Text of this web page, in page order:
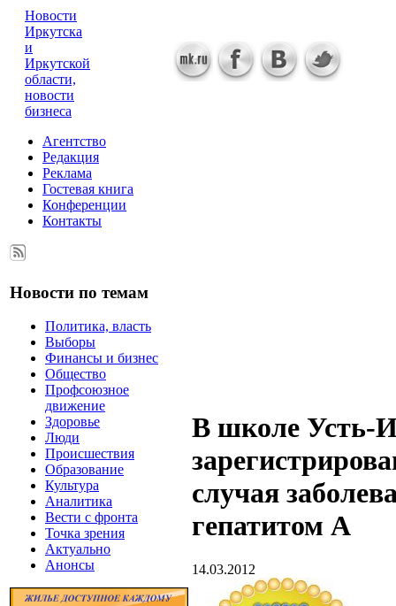
Новости
Иркутска
и
Иркутской
области,
новости
бизнеса
Агентство
Редакция
Реклама
Гостевая книга
Конференции
Контакты
Новости по темам
Политика, власть
Выборы
Финансы и бизнес
Общество
Профсоюзное
движение
Здоровье
Люди
Происшествия
Образование
Культура
Аналитика
Вести с фронта
Точка зрения
Актуально
Анонсы
В школе Усть-
случая
гепатитом А
14.03.2012